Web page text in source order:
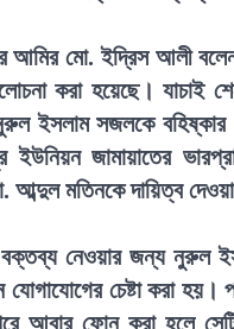
আমির মো. ইদ্রিস আলী
করা হয়েছে। যাচাই
নুরুল ইসলাম সজলকে
ইউনিয়ন জামায়াতের
আব্দুল মতিনকে দায়িত্ব
বক্তব্য নেওয়ার জন্য নুরুল
চেষ্টা করা হয়।
আবার ফোন করা হলে